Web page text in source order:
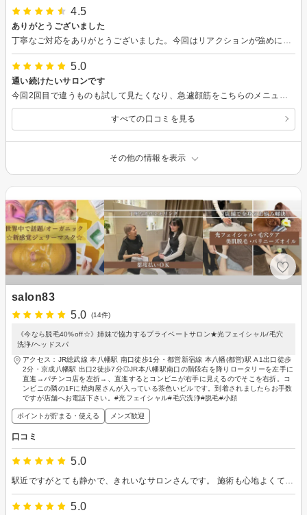
4.5
ありがとうございました
5.0
通い続けたいサロンです
すべての口コミを見る
その他の情報を表示
salon83
5.0
(14件)
《今なら脱毛40%off☆》姉妹で協力するプライベートサロン★光フェイシャル/毛穴
洗浄/ヘッドスパ
アクセス：JR総武線 本八幡駅 南口徒歩1分・都営新宿線 本八幡(都営)駅 A1出口徒歩
2分・京成八幡駅 出口2徒歩7分◎JR本八幡駅南口の階段右を降りロータリーを左手に
直進→パチンコ店を左折→、直進するとコンビニが右手に見えるのでそこを右折。コ
ンビニの隣の1Fに焼肉屋さんが入っている茶色いビルです。到着されましたらお手数
ですが店舗へお電話下さい。#光フェイシャル#毛穴洗浄#脱毛#小顔
ポイントが貯まる・使える メンズ歓迎
口コミ
5.0
5.0